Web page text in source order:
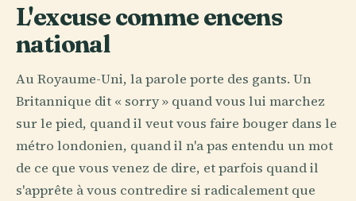
L'excuse comme encens
national
Au Royaume-Uni, la parole porte des gants. Un
Britannique dit « sorry » quand vous lui marchez
sur le pied, quand il veut vous faire bouger dans le
métro londonien, quand il n'a pas entendu un mot
de ce que vous venez de dire, et parfois quand il
s'apprête à vous contredire si radicalement que